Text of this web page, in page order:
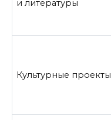
и литературы
Культурные проекты